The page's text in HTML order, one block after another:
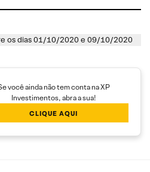
os dias 01/10/2020 e 09/10/2020
você ainda não tem conta na XP
Investimentos, abra a sua!
CLIQUE AQUI